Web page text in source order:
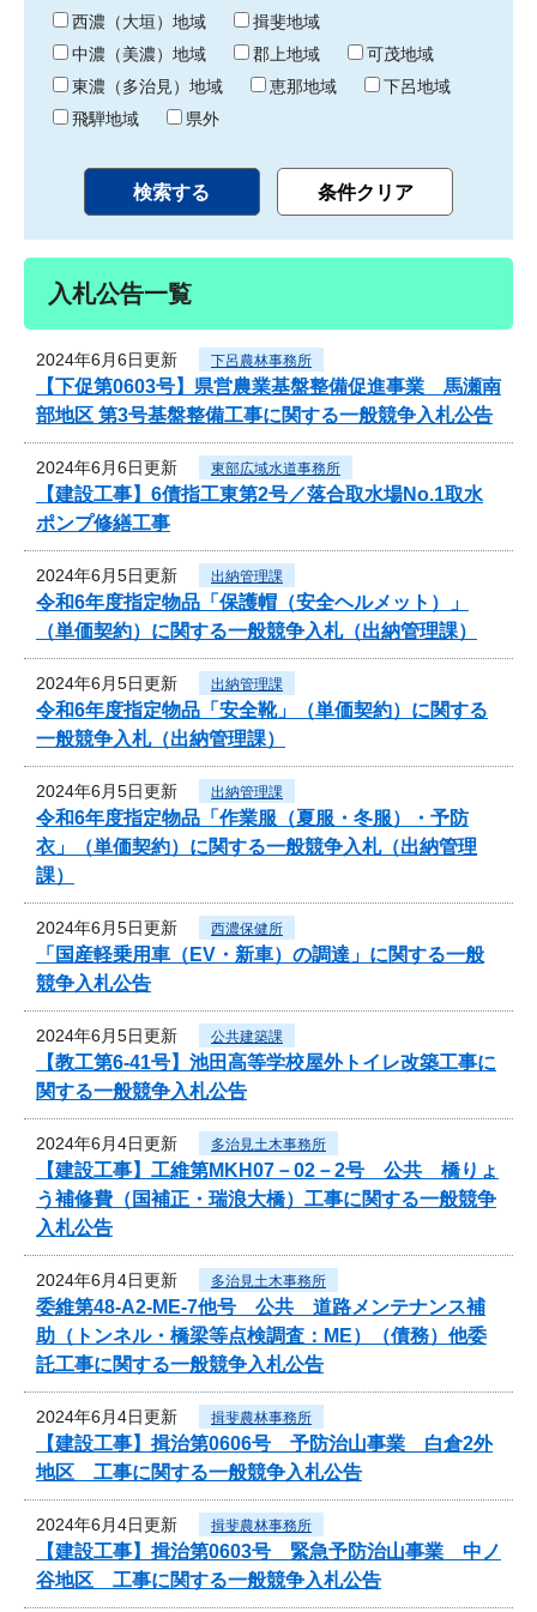
り 西濃（大垣）地域
揖斐地域
中濃（美濃）地域
郡上地域
可茂地域
東濃（多治見）地域
恵那地域
下呂地域
飛騨地域
県外
入札公告一覧
2024年6月6日更新 下呂農林事務所
【下促第0603号】県営農業基盤整備促進事業 馬瀬南
部地区 第3号基盤整備工事に関する一般競争入札公告
2024年6月6日更新 東部広域水道事務所
【建設工事】6債指工東第2号／落合取水場No.1取水
ポンプ修繕工事
2024年6月5日更新 出納管理課
令和6年度指定物品「保護帽（安全ヘルメット）」
（単価契約）に関する一般競争入札（出納管理課）
2024年6月5日更新 出納管理課
令和6年度指定物品「安全靴」（単価契約）に関する
一般競争入札（出納管理課）
2024年6月5日更新 出納管理課
令和6年度指定物品「作業服（夏服・冬服）・予防
衣」（単価契約）に関する一般競争入札（出納管理
課）
2024年6月5日更新 西濃保健所
「国産軽乗用車（EV・新車）の調達」に関する一般
競争入札公告
2024年6月5日更新 公共建築課
【教工第6-41号】池田高等学校屋外トイレ改築工事に
関する一般競争入札公告
2024年6月4日更新 多治見土木事務所
【建設工事】工維第MKH07－02－2号 公共 橋りょ
う補修費（国補正・瑞浪大橋）工事に関する一般競争
入札公告
2024年6月4日更新 多治見土木事務所
委維第48-A2-ME-7他号 公共 道路メンテナンス補
助（トンネル・橋梁等点検調査：ME）（債務）他委
託工事に関する一般競争入札公告
2024年6月4日更新 揖斐農林事務所
【建設工事】揖治第0606号 予防治山事業 白倉2外
地区 工事に関する一般競争入札公告
2024年6月4日更新 揖斐農林事務所
【建設工事】揖治第0603号 緊急予防治山事業 中ノ
谷地区 工事に関する一般競争入札公告